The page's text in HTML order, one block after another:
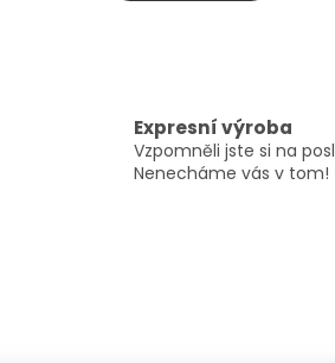
Expresní výroba
Vzpomněli jste si na
Nenecháme vás v tom!